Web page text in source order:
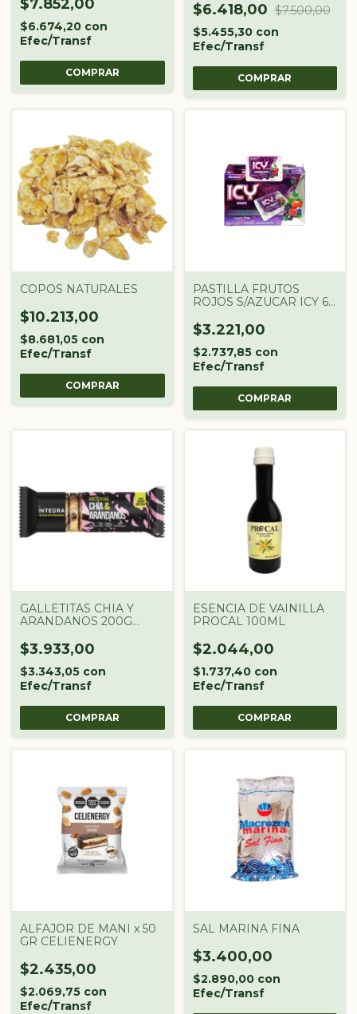
$7.852,00
$6.674,20 con
Efec/Transf
$6.418,00 $7.500,00
$5.455,30 con
Efec/Transf
COPOS NATURALES
$10.213,00
$8.681,05 con
Efec/Transf
COMPRAR
PASTILLA FRUTOS
ROJOS S/AZUCAR ICY 6X
$3.221,00
$2.737,85 con
Efec/Transf
GALLETITAS CHIA Y
ARANDANOS 200G
$3.933,00
$3.343,05 con
Efec/Transf
ESENCIA DE VAINILLA
PROCAL 100ML
$2.044,00
$1.737,40 con
Efec/Transf
ALFAJOR DE MANI x 50
GR CELIENERGY
$2.435,00
$2.069,75 con
Efec/Transf
SAL MARINA FINA
$3.400,00
$2.890,00 con
Efec/Transf